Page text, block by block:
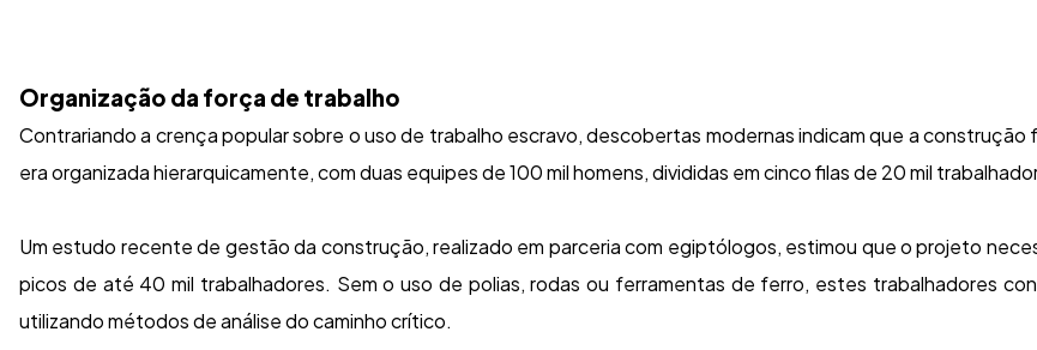
Organização da força de trabalho
Contrariando a crença popular sobre o uso de trabalho escravo, descobertas modernas indicam que a
era organizada hierarquicamente, com duas equipes de 100 mil homens, divididas em cinco filas de 20 mil
Um estudo recente de gestão da construção, realizado em parceria com egiptólogos, estimou que o projeto
picos de até 40 mil trabalhadores. Sem o uso de polias, rodas ou ferramentas de ferro, estes trabalhadores
utilizando métodos de análise do caminho crítico.